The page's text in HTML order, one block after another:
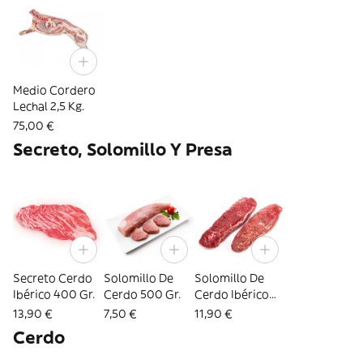
Medio Cordero
Lechal 2,5 Kg.
75,00 €
Secreto, Solomillo Y Presa
Secreto Cerdo
Ibérico 400 Gr.
13,90 €
Solomillo De
Cerdo 500 Gr.
7,50 €
Solomillo De
Cerdo Ibérico
500 Gr.
11,90 €
Cerdo